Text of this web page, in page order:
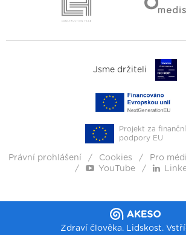
Jsme držiteli
Projekt za finanční
podpory EU
Právní prohlášení Cookies Pro
YouTube
Zdraví člověka. Lidskost.